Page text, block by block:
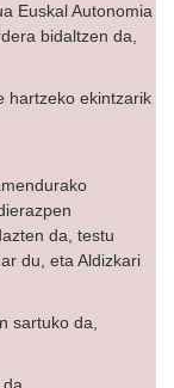
Euskal Autonomia
bidaltzen da,
hartzeko ekintzarik
da, testu
du, eta Aldizkari
sartuko da,